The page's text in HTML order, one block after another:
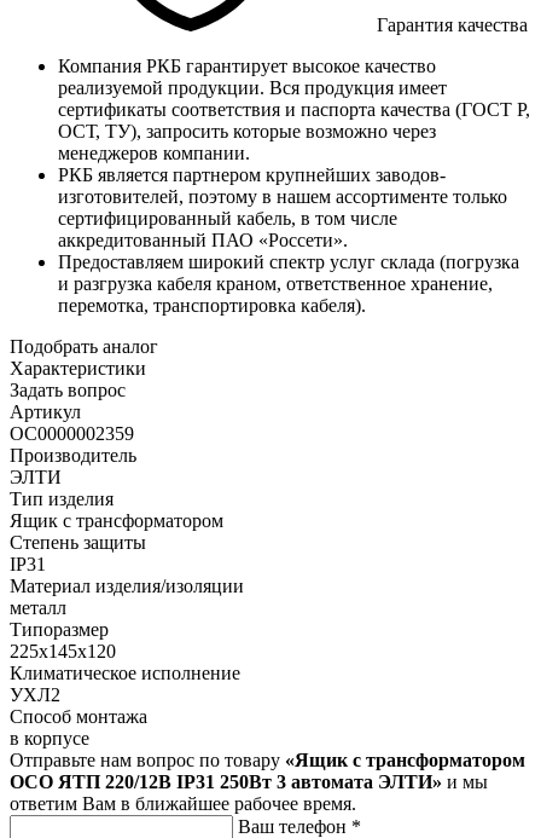
Гарантия качества
Компания РКБ гарантирует высокое качество
реализуемой продукции. Вся продукция имеет
сертификаты соответствия и паспорта качества (ГОСТ Р,
ОСТ, ТУ), запросить которые возможно через
менеджеров компании.
РКБ является партнером крупнейших заводов-
изготовителей, поэтому в нашем ассортименте только
сертифицированный кабель, в том числе
аккредитованный ПАО «Россети».
Предоставляем широкий спектр услуг склада (погрузка
и разгрузка кабеля краном, ответственное хранение,
перемотка, транспортировка кабеля).
Подобрать аналог
Характеристики
Задать вопрос
Артикул
ОС0000002359
Производитель
ЭЛТИ
Тип изделия
Ящик с трансформатором
Степень защиты
IP31
Материал изделия/изоляции
металл
Типоразмер
225х145х120
Климатическое исполнение
УХЛ2
Способ монтажа
в корпусе
Отправьте нам вопрос по товару «Ящик с трансформатором
ОСО ЯТП 220/12В IP31 250Вт 3 автомата ЭЛТИ» и мы
ответим Вам в ближайшее рабочее время.
Ваш телефон *